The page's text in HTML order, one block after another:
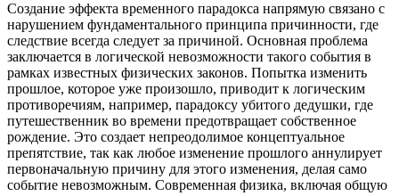
Создание эффекта временного парадокса напрямую связано с
нарушением фундаментального принципа причинности, где
следствие всегда следует за причиной. Основная проблема
заключается в логической невозможности такого события в
рамках известных физических законов. Попытка изменить
прошлое, которое уже произошло, приводит к логическим
противоречиям, например, парадоксу убитого дедушки, где
путешественник во времени предотвращает собственное
рождение. Это создает непреодолимое концептуальное
препятствие, так как любое изменение прошлого аннулирует
первоначальную причину для этого изменения, делая само
событие невозможным. Современная физика, включая общую